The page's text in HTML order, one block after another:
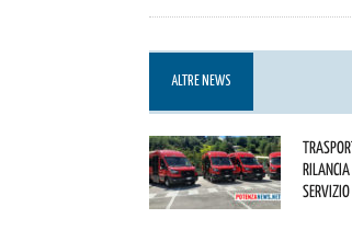
ALTRE NEWS
rilancia
servizio